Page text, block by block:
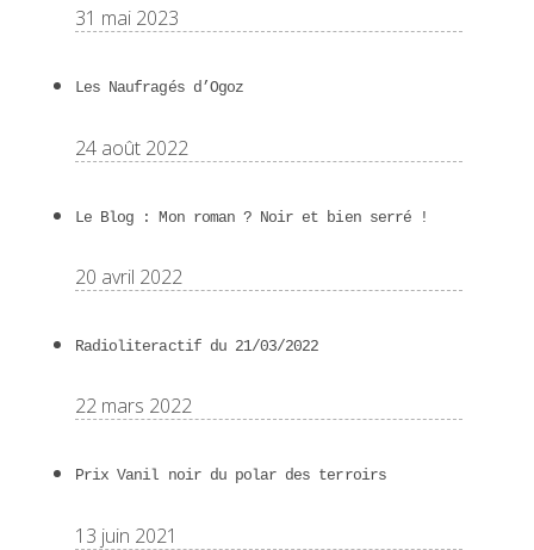
31 mai 2023
Les Naufragés d’Ogoz
24 août 2022
Le Blog : Mon roman ? Noir et bien serré !
20 avril 2022
Radioliteractif du 21/03/2022
22 mars 2022
Prix Vanil noir du polar des terroirs
13 juin 2021